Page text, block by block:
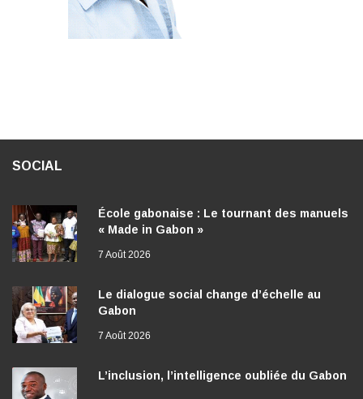
SOCIAL
École gabonaise : Le tournant des manuels
« Made in Gabon »
7 Août 2026
Le dialogue social change d’échelle au
Gabon
7 Août 2026
L’inclusion, l’intelligence oubliée du Gabon